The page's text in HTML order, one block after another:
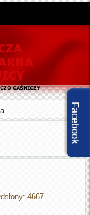
4667
Facebook